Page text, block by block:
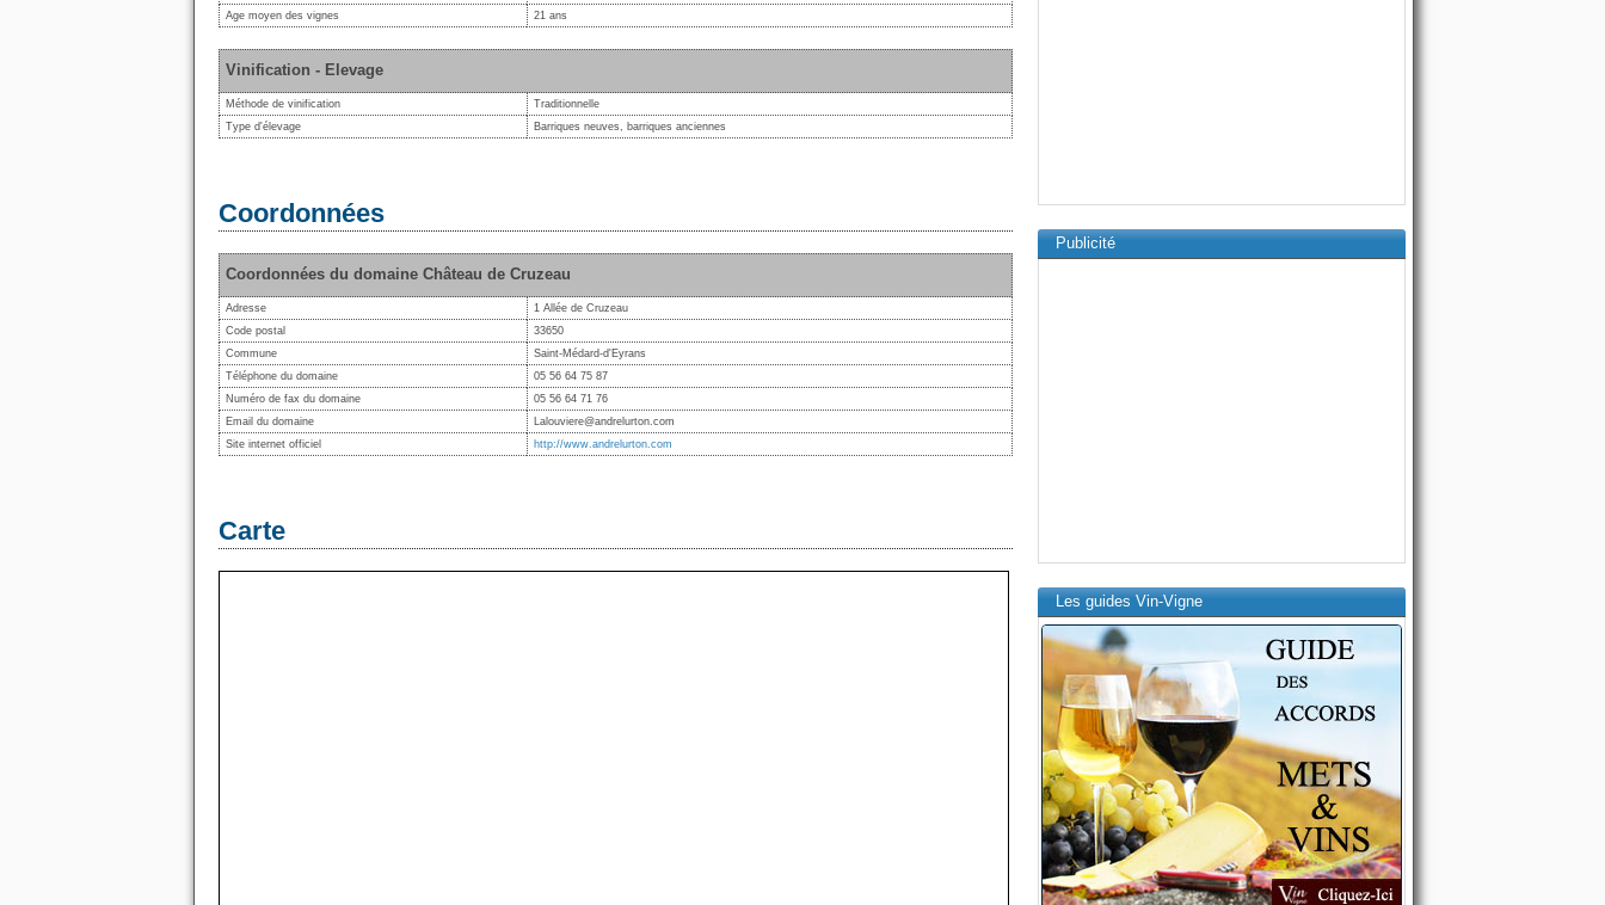
Age moyen des vignes
21 ans
Vinification - Elevage
Méthode de vinification
Traditionnelle
Type d'élevage
Barriques neuves, barriques anciennes
Coordonnées
Coordonnées du domaine Château de Cruzeau
Adresse
1 Allée de Cruzeau
Code postal
33650
Commune
Saint-Médard-d'Eyrans
Téléphone du domaine
05 56 64 75 87
Numéro de fax du domaine
05 56 64 71 76
Email du domaine
Lalouviere@andrelurton.com
Site internet officiel
http://www.andrelurton.com
Carte
Publicité
Les guides Vin-Vigne